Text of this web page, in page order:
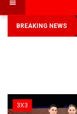
BREAKING NEWS
3X3